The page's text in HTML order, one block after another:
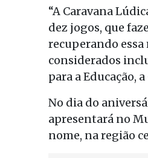
“A Caravana
dez jogos, que
recuperando
considerados
para a Educação,
No dia do
apresentará no
nome, na região